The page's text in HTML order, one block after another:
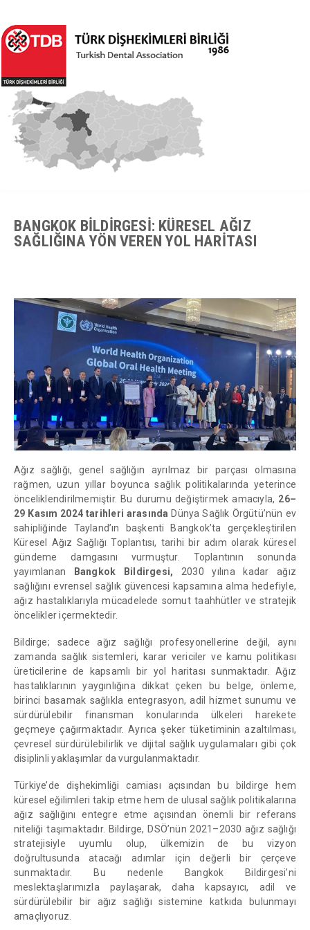
BANGKOK BİLDİRGESİ: KÜRESEL AĞIZ
SAĞLIĞINA YÖN VEREN YOL HARİTASI
Ağız sağlığı, genel sağlığın ayrılmaz bir parçası olmasına
rağmen, uzun yıllar boyunca sağlık politikalarında yeterince
önceliklendirilmemiştir. Bu durumu değiştirmek amacıyla, 26–
29 Kasım 2024 tarihleri arasında Dünya Sağlık Örgütü’nün ev
sahipliğinde Tayland’ın başkenti Bangkok’ta gerçekleştirilen
Küresel Ağız Sağlığı Toplantısı, tarihi bir adım olarak küresel
gündeme damgasını vurmuştur. Toplantının sonunda
yayımlanan
Bangkok Bildirgesi, 2030 yılına kadar ağız
sağlığını evrensel sağlık güvencesi kapsamına alma hedefiyle,
ağız hastalıklarıyla mücadelede somut taahhütler ve stratejik
öncelikler içermektedir.
Bildirge; sadece ağız sağlığı profesyonellerine değil, aynı
zamanda sağlık sistemleri, karar vericiler ve kamu politikası
üreticilerine de kapsamlı bir yol haritası sunmaktadır. Ağız
hastalıklarının yaygınlığına dikkat çeken bu belge, önleme,
birinci basamak sağlıkla entegrasyon, adil hizmet sunumu ve
sürdürülebilir finansman konularında ülkeleri harekete
geçmeye çağırmaktadır. Ayrıca şeker tüketiminin azaltılması,
çevresel sürdürülebilirlik ve dijital sağlık uygulamaları gibi çok
disiplinli yaklaşımlar da vurgulanmaktadır.
Türkiye’de dişhekimliği camiası açısından bu bildirge hem
küresel eğilimleri takip etme hem de ulusal sağlık politikalarına
ağız sağlığını entegre etme açısından önemli bir referans
niteliği taşımaktadır. Bildirge, DSÖ’nün 2021–2030 ağız sağlığı
stratejisiyle uyumlu olup, ülkemizin de bu vizyon
doğrultusunda atacağı adımlar için değerli bir çerçeve
sunmaktadır. Bu nedenle Bangkok Bildirgesi’ni
meslektaşlarımızla paylaşarak, daha kapsayıcı, adil ve
sürdürülebilir bir ağız sağlığı sistemine katkıda bulunmayı
amaçlıyoruz.